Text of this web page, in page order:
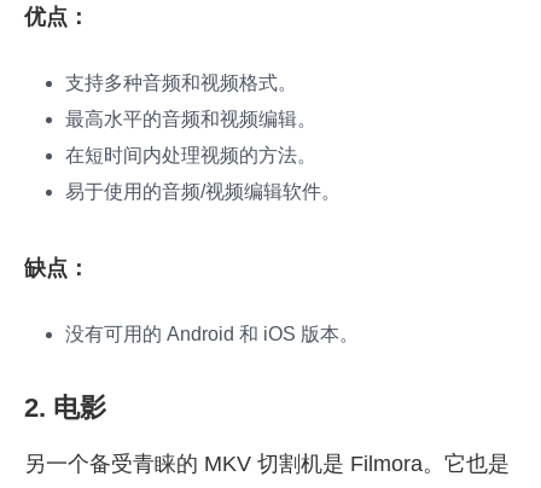
优点：
支持多种音频和视频格式。
最高水平的音频和视频编辑。
在短时间内处理视频的方法。
易于使用的音频/视频编辑软件。
缺点：
没有可用的 Android 和 iOS 版本。
2. 电影
另一个备受青睐的 MKV 切割机是 Filmora。它也是